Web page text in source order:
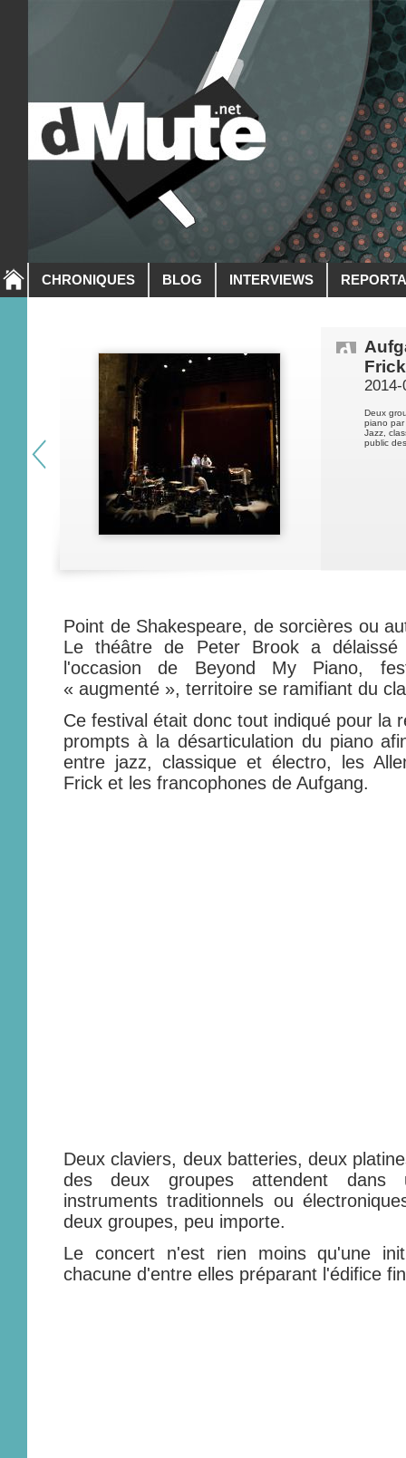
CHRONIQUES BLOG INTERVIEWS
Frick
2014-
Deux
piano par
Jazz,
public
Point de Shakespeare, de sorcières ou
Le théâtre de Peter Brook a
l'occasion de Beyond My Piano,
« augmenté », territoire se ramifiant du
Ce festival était donc tout indiqué pour la
prompts à la désarticulation du piano
entre jazz, classique et électro, les
Frick et les francophones de Aufgang.
Deux claviers, deux batteries, deux
des deux groupes attendent dans
instruments traditionnels ou
deux groupes, peu importe.
Le concert n'est rien moins qu'une
chacune d'entre elles préparant l'édifice